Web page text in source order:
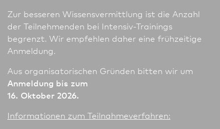
Zur besseren Wissensvermittlung ist die Anzahl
der Teilnehmenden bei Intensiv-Trainings
begrenzt. Wir empfehlen daher eine frühzeitige
Anmeldung.
Aus organisatorischen Gründen bitten wir um
Anmeldung bis zum
16. Oktober 2026.
In­for­ma­tio­nen zum Teilnahmeverfahren: